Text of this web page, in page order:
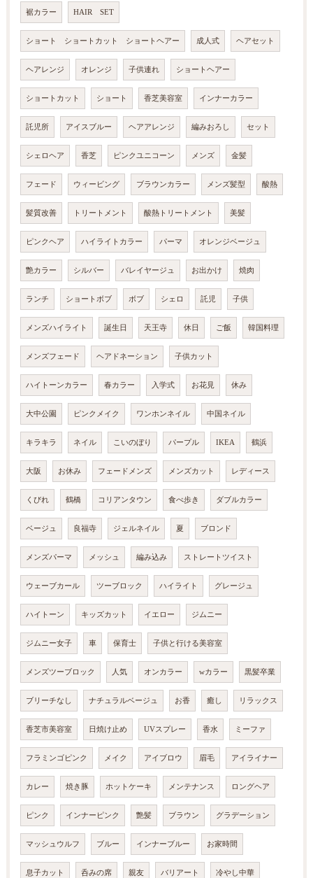
裾カラー HAIR SET
ショート ショートカット ショートヘアー 成人式 ヘアセット
ヘアレンジ オレンジ 子供連れ ショートヘアー
ショートカット ショート 香芝美容室 インナーカラー
託児所 アイスブルー ヘアアレンジ 編みおろし セット
シェロヘア 香芝 ピンクユニコーン メンズ 金髪
フェード ウィービング ブラウンカラー メンズ髪型 酸熱
髪質改善 トリートメント 酸熱トリートメント 美髪
ピンクヘア ハイライトカラー パーマ オレンジベージュ
艶カラー シルバー バレイヤージュ お出かけ 焼肉
ランチ ショートボブ ボブ シェロ 託児 子供
メンズハイライト 誕生日 天王寺 休日 ご飯 韓国料理
メンズフェード ヘアドネーション 子供カット
ハイトーンカラー 春カラー 入学式 お花見 休み
大中公園 ピンクメイク ワンホンネイル 中国ネイル
キラキラ ネイル こいのぼり パープル IKEA 鶴浜
大阪 お休み フェードメンズ メンズカット レディース
くびれ 鶴橋 コリアンタウン 食べ歩き ダブルカラー
ベージュ 良福寺 ジェルネイル 夏 ブロンド
メンズパーマ メッシュ 編み込み ストレートツイスト
ウェーブカール ツーブロック ハイライト グレージュ
ハイトーン キッズカット イエロー ジムニー
ジムニー女子 車 保育士 子供と行ける美容室
メンズツーブロック 人気 オンカラー wカラー 黒髪卒業
ブリーチなし ナチュラルベージュ お香 癒し リラックス
香芝市美容室 日焼け止め UVスプレー 香水 ミーファ
フラミンゴピンク メイク アイブロウ 眉毛 アイライナー
カレー 焼き豚 ホットケーキ メンテナンス ロングヘア
ピンク インナーピンク 艶髪 ブラウン グラデーション
マッシュウルフ ブルー インナーブルー お家時間
息子カット 呑みの席 親友 バリアート 冷やし中華